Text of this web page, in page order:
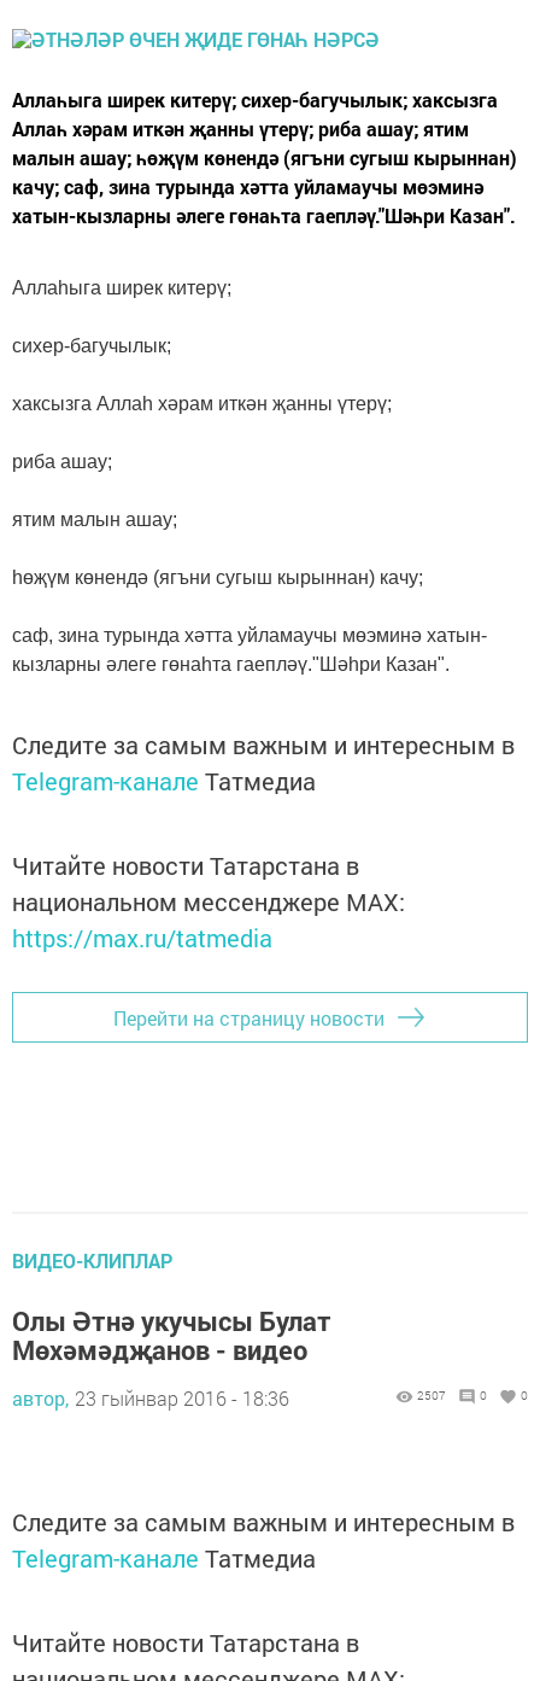
Аллаһыга ширек китерү; сихер-багучылык; хаксызга
Аллаһ хәрам иткән җанны үтерү; риба ашау; ятим
малын ашау; һөҗүм көнендә (ягъни сугыш кырыннан)
качу; саф, зина турында хәтта уйламаучы мөэминә
хатын-кызларны әлеге гөнаһта гаепләү."Шәһри Казан".
Аллаһыга ширек китерү;
сихер-багучылык;
хаксызга Аллаһ хәрам иткән җанны үтерү;
риба ашау;
ятим малын ашау;
һөҗүм көнендә (ягъни сугыш кырыннан) качу;
саф, зина турында хәтта уйламаучы мөэминә хатын-
кызларны әлеге гөнаһта гаепләү."Шәһри Казан".
Следите за самым важным и интересным в
Telegram-канале Татмедиа
Читайте новости Татарстана в
национальном мессенджере MАХ:
https://max.ru/tatmedia
Перейти на страницу новости
ВИДЕО-КЛИПЛАР
Олы Әтнә укучысы Булат
Мөхәмәдҗанов - видео
автор, 23 гыйнвар 2016 - 18:36 2507 0 0
Следите за самым важным и интересным в
Telegram-канале Татмедиа
Читайте новости Татарстана в